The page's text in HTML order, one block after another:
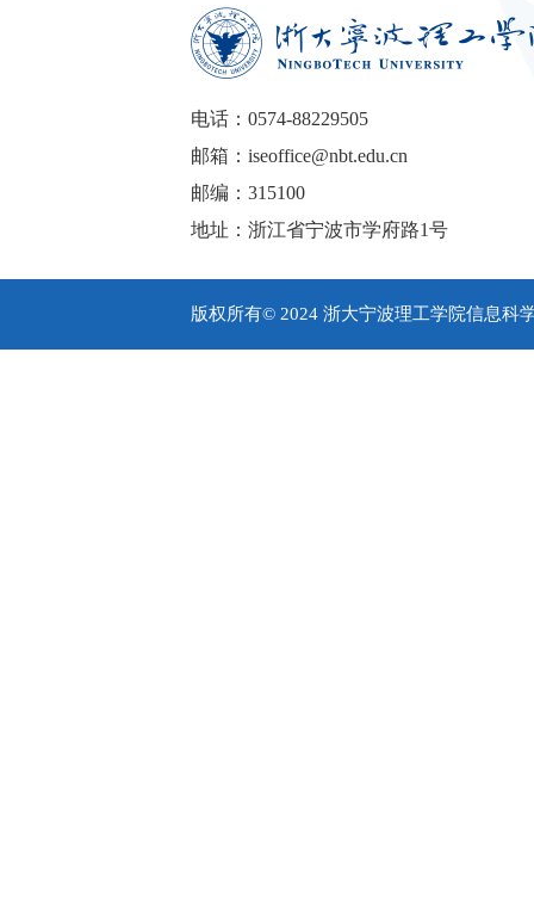
电话：0574-88229505
邮箱：iseoffice@nbt.edu.cn
邮编：315100
地址：浙江省宁波市学府路1号
版权所有© 2024 浙大宁波理工学院信息科